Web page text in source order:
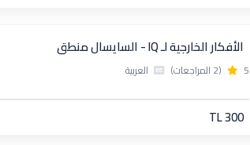
الأفكار الخارجية لـ IQ - السايسال منطق
5 (2 المراجعات) العربية
TL 300